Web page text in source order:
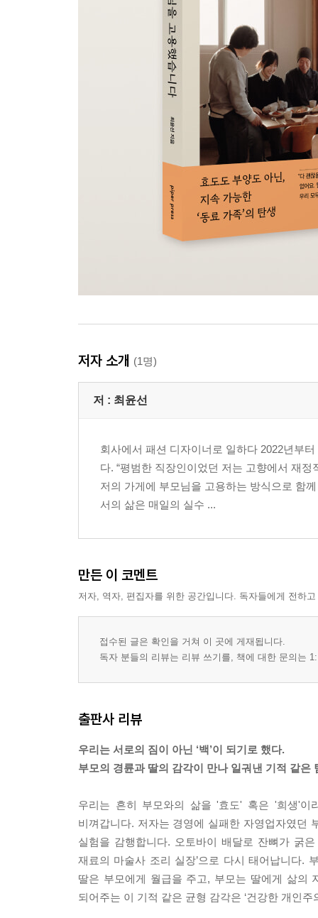
저자 소개 (1명)
저 : 최윤선
회사에서 패션 디자이너로 일하다 2022년부
다. “평범한 직장인이었던 저는 고향에서 재
저의 가게에 부모님을 고용하는 방식으로 함
서의 삶은 매일의 실수 ...
만든 이 코멘트
저자, 역자, 편집자를 위한 공간입니다. 독자들에게 전하
접수된 글은 확인을 거쳐 이 곳에 게재됩니다.
독자 분들의 리뷰는 리뷰 쓰기를, 책에 대한 문의는
출판사 리뷰
우리는 서로의 짐이 아닌 ‘백’이 되기로 했다.
부모의 경륜과 딸의 감각이 만나 일궈낸 기적 같은
우리는 흔히 부모와의 삶을 '효도' 혹은 '희생'
비껴갑니다. 저자는 경영에 실패한 자영업자였던
실험을 감행합니다. 오토바이 배달로 잔뼈가 굵
재료의 마술사 조리 실장’으로 다시 태어납니다.
딸은 부모에게 월급을 주고, 부모는 딸에게 삶의
되어주는 이 기적 같은 균형 감각은 ‘건강한 개인